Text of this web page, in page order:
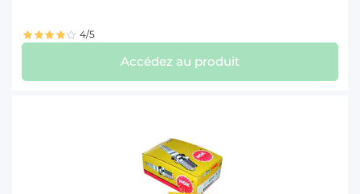
VALMET-VALTRA (2)
4/5
Accédez au produit